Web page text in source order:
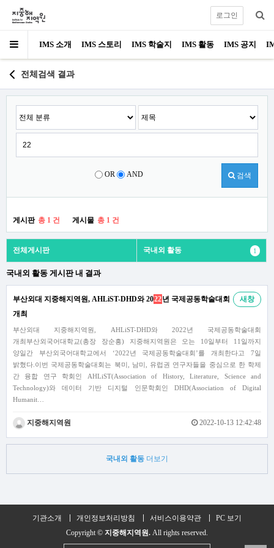
IMS 소개 IMS 스토리 IMS 학술지 IMS 활동 IMS 공지
로그인
전체검색 결과
검색
OR AND
게시판 총 1 건 게시물 총 1 건
전체게시판 국내외 활동 1
국내외 활동 게시판 내 결과
부산외대 지중해지역원, AHLiST-DHD와 2022년 국제공동학술대회
개최
새창
부산외대 지중해지역원, AHLiST-DHD와 2022년 국제공동학술대회
개최부산외국어대학교(총장 장순흥) 지중해지역원은 오는 10일부터 11일까지
양일간 부산외국어대학교에서 ‘2022년 국제공동학술대회’를 개최한다고 7일
밝혔다.이번 국제공동학술대회는 북미, 남미, 유럽권 연구자들을 중심으로 한 학제
간 융합 연구 학회인 AHLiST(Association of History, Literature, Science and
Technology)와 데이터 기반 디지털 인문학회인 DHD(Association of Digital
Humanit…
지중해지역원 2022-10-13 12:42:48
국내외 활동 더보기
기관소개 개인정보처리방침 서비스이용약관
PC 보기
Copyright © 지중해지역원. All rights reserved.